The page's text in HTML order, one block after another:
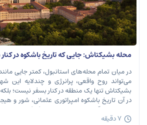
محله بشیکتاش: جایی که تاریخ باشکوه در کنار
نفس می‌کشد
می‌تواند روح واقعی، پرانرژی و چندلایه این
بشیکتاش تنها یک منطقه در کنار بسفر نیست؛
در آن تاریخ باشکوه امپراتوری عثمانی، شور و
ریتم تند زندگی مدرن شهری در هم […]
7 دقیقه